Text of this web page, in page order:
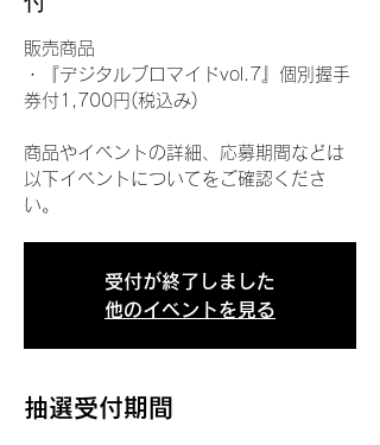
販売商品
・『デジタルブロマイドvol.7』個別握手
券付1,700円(税込み)
商品やイベントの詳細、応募期間などは
以下イベントについてをご確認くださ
い。
受付が終了しました
他のイベントを見る
抽選受付期間